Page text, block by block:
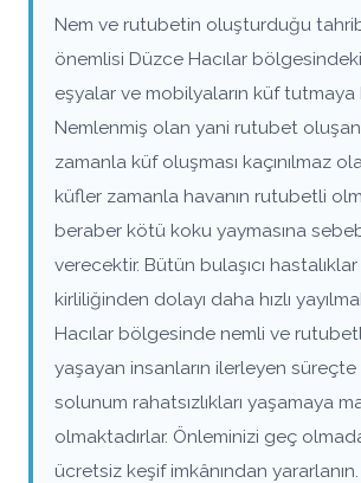
Nem ve rutubetin oluşturduğu
önemlisi Düzce Hacılar
eşyalar ve mobilyaların küf tutmaya
Nemlenmiş olan yani rutubet
zamanla küf oluşması kaçınılmaz
küfler zamanla havanın rutubetli
beraber kötü koku yaymasına
verecektir. Bütün bulaşıcı hastalıklar
kirliliğinden dolayı daha hızlı
Hacılar bölgesinde nemli ve
yaşayan insanların ilerleyen
solunum rahatsızlıkları yaşamaya
olmaktadırlar. Önleminizi geç
ücretsiz keşif imkânından yararlanın.